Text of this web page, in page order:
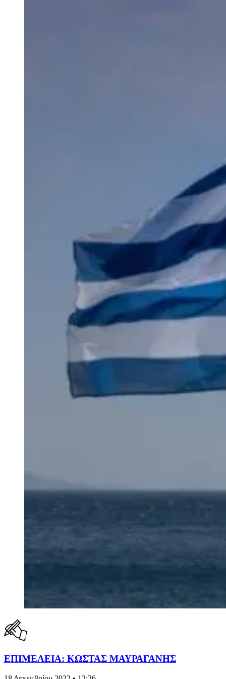
ΕΠΙΜΕΛΕΙΑ: ΚΩΣΤΑΣ ΜΑΥΡΑΓΑΝΗΣ